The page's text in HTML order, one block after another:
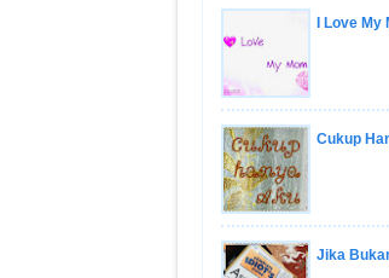
I Love
Cukup
Jika